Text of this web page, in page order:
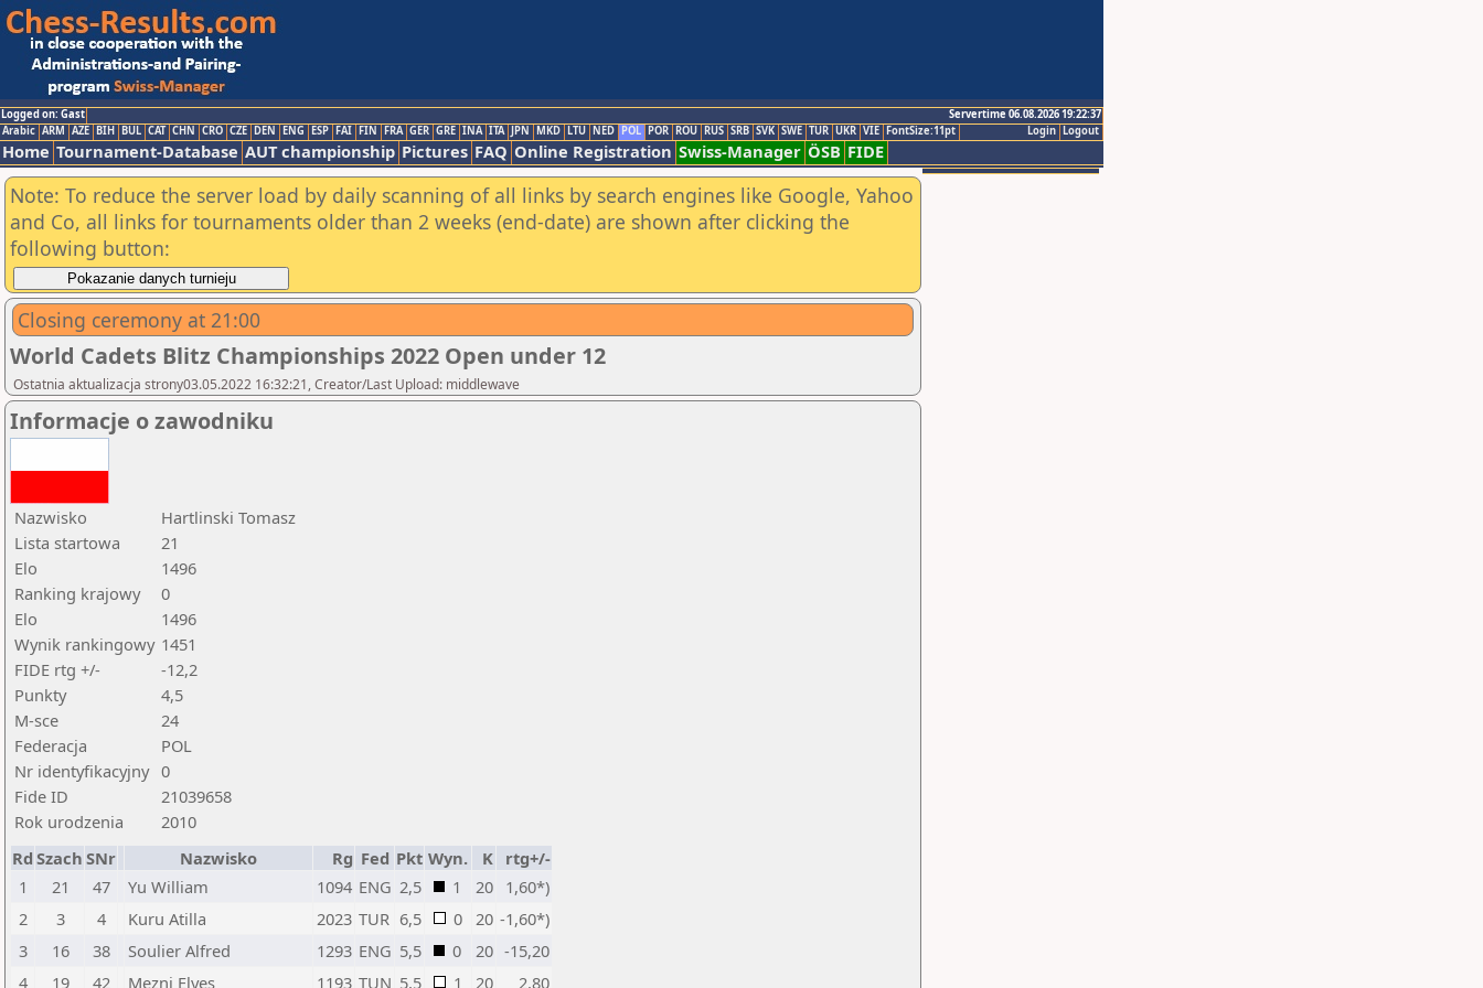
Logged on: Gast
Servertime 06.08.2026 19:22:37
Logout
Login
Arabic ARM AZE BIH BUL CAT CHN CRO CZE DEN ENG ESP FAI FIN FRA GER GRE INA ITA JPN MKD LTU NED POL POR ROU RUS SRB SVK SWE TUR UKR VIE FontSize:11pt
Home Tournament-Database AUT championship Pictures FAQ Online Registration Swiss-Manager ÖSB FIDE
Note: To reduce the server load by daily scanning of all links by search engines like Google, Yahoo
and Co, all links for tournaments older than 2 weeks (end-date) are shown after clicking the
following button:
Closing ceremony at 21:00
World Cadets Blitz Championships 2022 Open under 12
Ostatnia aktualizacja strony03.05.2022 16:32:21, Creator/Last Upload: middlewave
Informacje o zawodniku
Nazwisko
Hartlinski Tomasz
Lista startowa
21
Elo
1496
Ranking krajowy
0
Elo
1496
Wynik rankingowy 1451
FIDE rtg +/-
-12,2
Punkty
4,5
M-sce
24
Federacja
POL
Nr identyfikacyjny 0
Fide ID
21039658
Rok urodzenia
2010
Rd Szach SNr Nazwisko Rg Fed Pkt Wyn. K rtg+/-
1
21 47 Yu William 1094 ENG 2,5 1 20 1,60*)
2
3 4 Kuru Atilla 2023 TUR 6,5 0 20 -1,60*)
3
16 38 Soulier Alfred 1293 ENG 5,5 0 20 -15,20
4
19 42 Mezni Elyes 1193 TUN 5,5 1 20 2,80